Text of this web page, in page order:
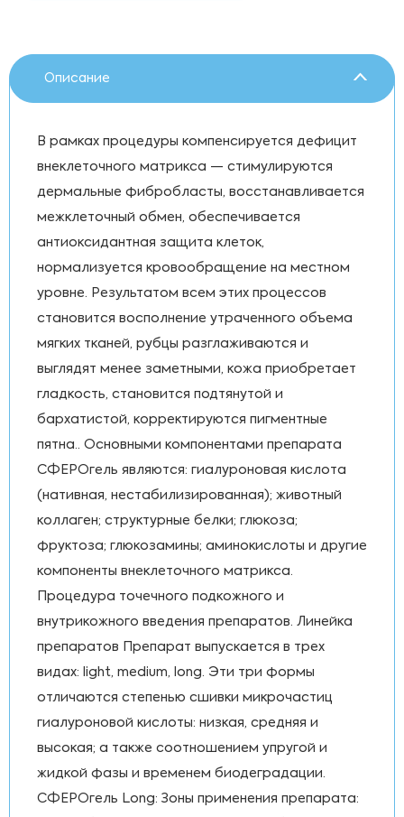
Описание
В рамках процедуры компенсируется дефицит
внеклеточного матрикса — стимулируются
дермальные фибробласты, восстанавливается
межклеточный обмен, обеспечивается
антиоксидантная защита клеток,
нормализуется кровообращение на местном
уровне. Результатом всем этих процессов
становится восполнение утраченного объема
мягких тканей, рубцы разглаживаются и
выглядят менее заметными, кожа приобретает
гладкость, становится подтянутой и
бархатистой, корректируются пигментные
пятна.. Основными компонентами препарата
СФЕРОгель являются: гиалуроновая кислота
(нативная, нестабилизированная); животный
коллаген; структурные белки; глюкоза;
фруктоза; глюкозамины; аминокислоты и другие
компоненты внеклеточного матрикса.
Процедура точечного подкожного и
внутрикожного введения препаратов. Линейка
препаратов Препарат выпускается в трех
видах: light, medium, long. Эти три формы
отличаются степенью сшивки микрочастиц
гиалуроновой кислоты: низкая, средняя и
высокая; а также соотношением упругой и
жидкой фазы и временем биодеградации.
СФЕРОгель Long: Зоны применения препарата: